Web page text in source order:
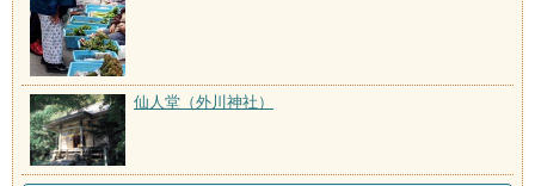
仙人堂（外川神社）